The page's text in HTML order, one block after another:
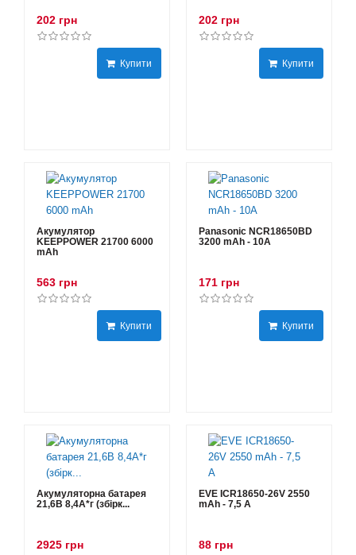
202 грн
Купити
202 грн
Купити
Акумулятор
KEEPPOWER 21700 6000
mAh
563 грн
Купити
Panasonic NCR18650BD
3200 mAh - 10А
171 грн
Купити
Акумуляторна батарея
21,6В 8,4A*г (збірк...
2925 грн
EVE ICR18650-26V 2550
mAh - 7,5 А
88 грн